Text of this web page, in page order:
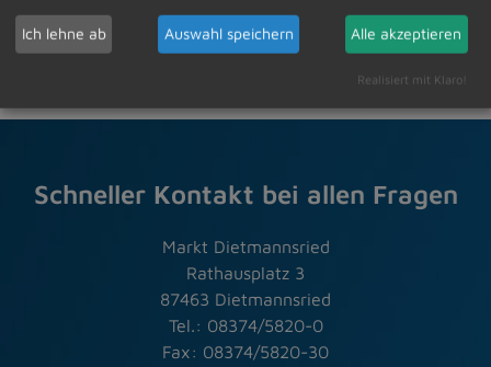
Schneller Kontakt bei allen Fragen
Markt Dietmannsried
Rathausplatz 3
87463 Dietmannsried
Tel.: 08374/5820-0
Fax: 08374/5820-30
Ich lehne ab Auswahl speichern Alle akzeptieren
Realisiert mit Klaro!